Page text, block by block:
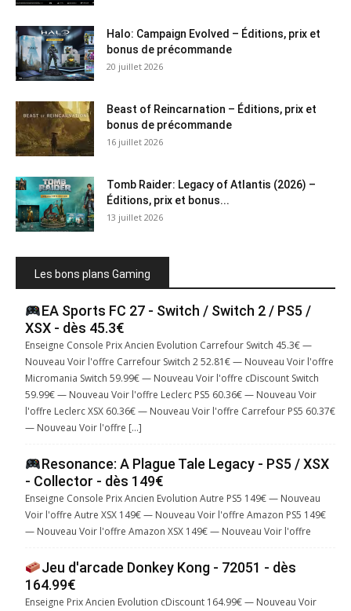
Halo: Campaign Evolved – Éditions, prix et
bonus de précommande
20 juillet 2026
Beast of Reincarnation – Éditions, prix et
bonus de précommande
16 juillet 2026
Tomb Raider: Legacy of Atlantis (2026) –
Éditions, prix et bonus...
13 juillet 2026
Les bons plans Gaming
EA Sports FC 27 - Switch / Switch 2 / PS5 /
XSX - dès 45.3€
Enseigne Console Prix Ancien Evolution Carrefour Switch 45.3€ —
Nouveau Voir l'offre Carrefour Switch 2 52.81€ — Nouveau Voir l'offre
Micromania Switch 59.99€ — Nouveau Voir l'offre cDiscount Switch
59.99€ — Nouveau Voir l'offre Leclerc PS5 60.36€ — Nouveau Voir
l'offre Leclerc XSX 60.36€ — Nouveau Voir l'offre Carrefour PS5 60.37€
— Nouveau Voir l'offre […]
Resonance: A Plague Tale Legacy - PS5 / XSX
- Collector - dès 149€
Enseigne Console Prix Ancien Evolution Autre PS5 149€ — Nouveau
Voir l'offre Autre XSX 149€ — Nouveau Voir l'offre Amazon PS5 149€
— Nouveau Voir l'offre Amazon XSX 149€ — Nouveau Voir l'offre
Jeu d'arcade Donkey Kong - 72051 - dès
164.99€
Enseigne Prix Ancien Evolution cDiscount 164.99€ — Nouveau Voir